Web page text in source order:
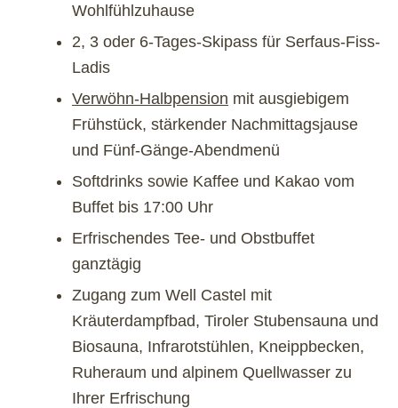
Wohlfühlzuhause
2, 3 oder 6-Tages-Skipass für Serfaus-Fiss-
Ladis
Verwöhn-Halbpension mit ausgiebigem
Frühstück, stärkender Nachmittagsjause
und Fünf-Gänge-Abendmenü
Softdrinks sowie Kaffee und Kakao vom
Buffet bis 17:00 Uhr
Erfrischendes Tee- und Obstbuffet
ganztägig
Zugang zum Well Castel mit
Kräuterdampfbad, Tiroler Stubensauna und
Biosauna, Infrarotstühlen, Kneippbecken,
Ruheraum und alpinem Quellwasser zu
Ihrer Erfrischung